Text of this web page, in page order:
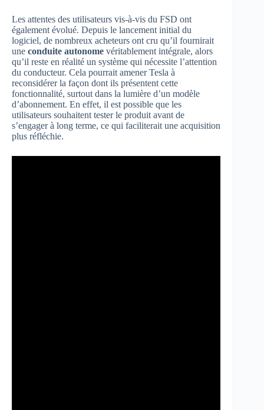
Les attentes des utilisateurs vis-à-vis du FSD ont
également évolué. Depuis le lancement initial du
logiciel, de nombreux acheteurs ont cru qu’il fournirait
une conduite autonome véritablement intégrale, alors
qu’il reste en réalité un système qui nécessite l’attention
du conducteur. Cela pourrait amener Tesla à
reconsidérer la façon dont ils présentent cette
fonctionnalité, surtout dans la lumière d’un modèle
d’abonnement. En effet, il est possible que les
utilisateurs souhaitent tester le produit avant de
s’engager à long terme, ce qui faciliterait une acquisition
plus réfléchie.